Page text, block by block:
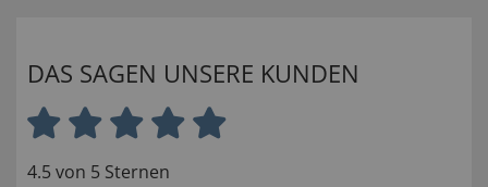
DAS SAGEN UNSERE KUNDEN
4.5 von 5 Sternen